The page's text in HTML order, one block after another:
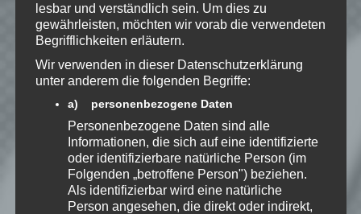
*Ich habe die
Datenschutzerklärung
Kenntnis genommen. Ich stimme
zu, dass meine Angaben dauerhaft
gespeichert werden.
Benachrichtige mich über
nachfolgende Kommentare via E-
Mail.
lesbar und verständlich sein. Um dies zu
gewährleisten, möchten wir vorab die verwendeten
Begrifflichkeiten erläutern.
Wir verwenden in dieser Datenschutzerklärung
unter anderem die folgenden Begriffe:
a) personenbezogene Daten
Personenbezogene Daten sind alle
Informationen, die sich auf eine identifizierte
oder identifizierbare natürliche Person (im
Folgenden „betroffene Person") beziehen.
Als identifizierbar wird eine natürliche
Person angesehen, die direkt oder indirekt,